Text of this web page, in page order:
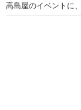
高島屋のイベントに